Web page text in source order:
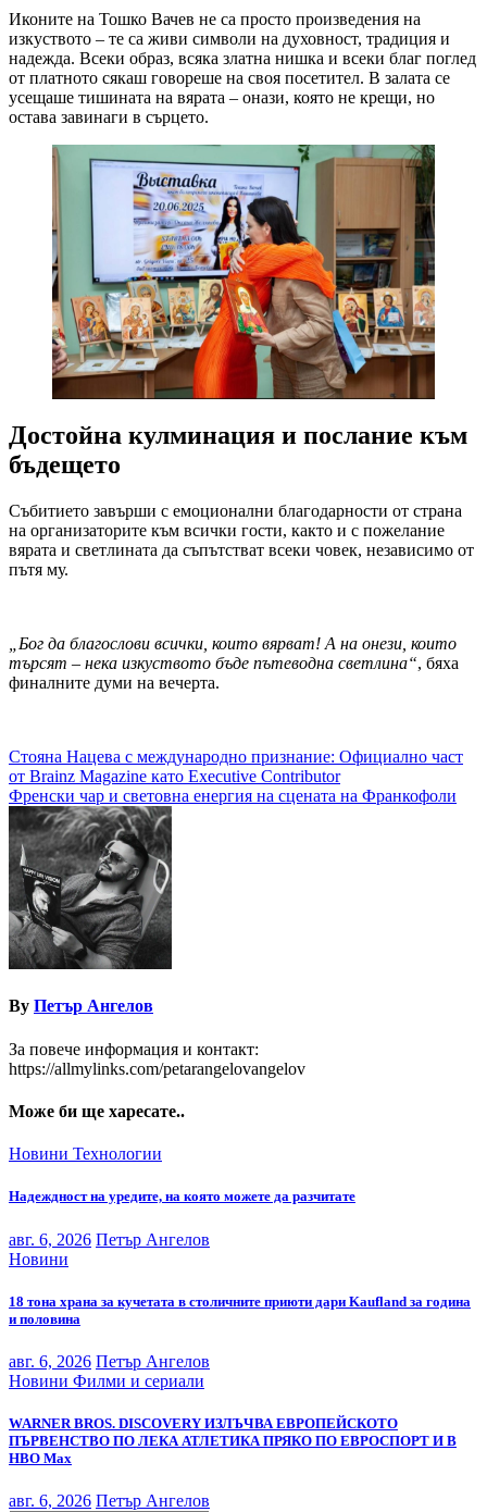
Иконите на Тошко Вачев не са просто произведения на
изкуството – те са живи символи на духовност, традиция и
надежда. Всеки образ, всяка златна нишка и всеки благ поглед
от платното сякаш говореше на своя посетител. В залата се
усещаше тишината на вярата – онази, която не крещи, но
остава завинаги в сърцето.
Достойна кулминация и послание към
бъдещето
Събитието завърши с емоционални благодарности от страна
на организаторите към всички гости, както и с пожелание
вярата и светлината да съпътстват всеки човек, независимо от
пътя му.
„Бог да благослови всички, които вярват! А на онези, които
търсят – нека изкуството бъде пътеводна светлина“, бяха
финалните думи на вечерта.
Навигация
Стояна Нацева с международно признание: Официално част
от Brainz Magazine като Executive Contributor
Френски чар и световна енергия на сцената на Франкофоли
By Петър Ангелов
За повече информация и контакт:
https://allmylinks.com/petarangelovangelov
Може би ще харесате..
Новини Технологии
Надеждност на уредите, на която можете да разчитате
авг. 6, 2026 Петър Ангелов
Новини
18 тона храна за кучетата в столичните приюти дари Kaufland за година
и половина
авг. 6, 2026 Петър Ангелов
Новини Филми и сериали
WARNER BROS. DISCOVERY ИЗЛЪЧВА ЕВРОПЕЙСКОТО
ПЪРВЕНСТВО ПО ЛЕКА АТЛЕТИКА ПРЯКО ПО ЕВРОСПОРТ И В
НВО Мах
авг. 6, 2026 Петър Ангелов